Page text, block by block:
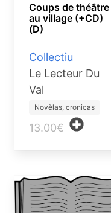
Coups de théâtre
au village (+CD)
(D)
Collectiu
Le Lecteur Du
Val
Novèlas, cronicas
13.00€